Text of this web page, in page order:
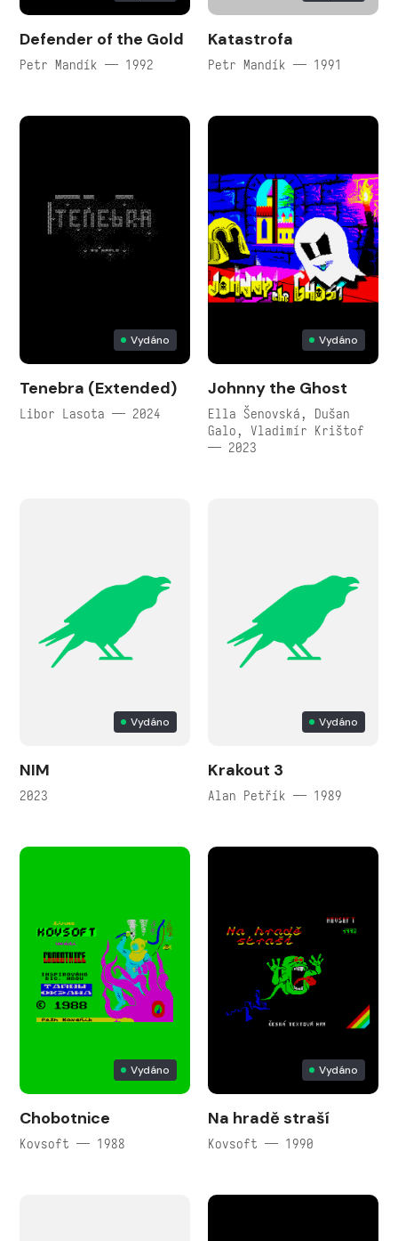
Defender of the Gold
Petr Mandík — 1992
Katastrofa
Petr Mandík — 1991
Vydáno
Tenebra (Extended)
Libor Lasota — 2024
Vydáno
Johnny the Ghost
Ella Šenovská, Dušan
Galo, Vladimír Krištof
— 2023
Vydáno
NIM
2023
Vydáno
Krakout 3
Alan Petřík — 1989
Vydáno
Chobotnice
Kovsoft — 1988
Vydáno
Na hradě straší
Kovsoft — 1990